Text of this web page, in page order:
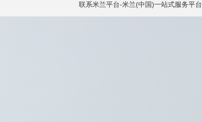
联系米兰平台-米兰(中国)一站式服务平台